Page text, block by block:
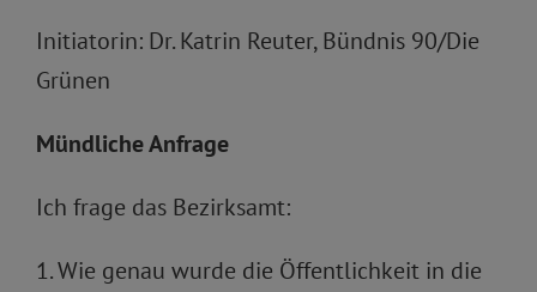
Initiatorin: Dr. Katrin Reuter, Bündnis 90/Die
Grünen
Mündliche Anfrage
Ich frage das Bezirksamt:
1. Wie genau wurde die Öffentlichkeit in die